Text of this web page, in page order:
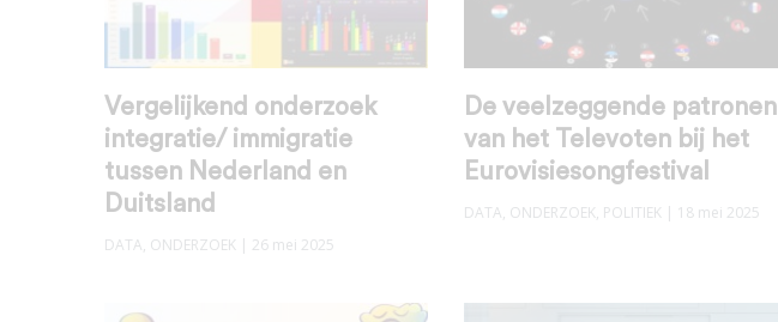
Vergelijkend onderzoek
integratie/ immigratie
tussen Nederland en
Duitsland
DATA, ONDERZOEK | 26 mei 2025
De veelzeggende patronen
van het Televoten bij het
Eurovisiesongfestival
DATA, ONDERZOEK, POLITIEK | 18 mei 2025